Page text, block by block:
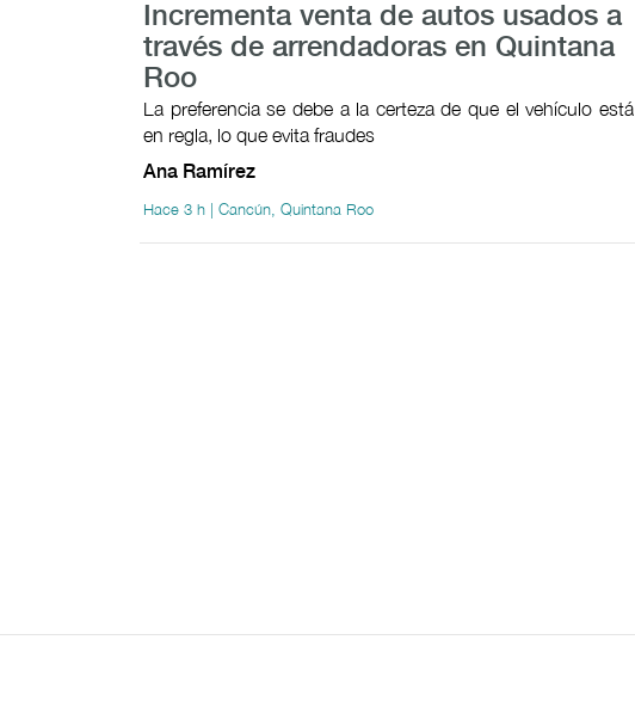
Incrementa venta de autos usados a
través de arrendadoras en Quintana
Roo
La preferencia se debe a la certeza de que el vehículo está
en regla, lo que evita fraudes
Ana Ramírez
Hace 3 h | Cancún, Quintana Roo